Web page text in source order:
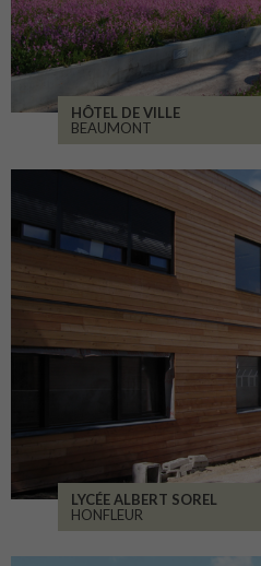
HÔTEL DE VILLE
BEAUMONT
LYCÉE ALBERT SOREL
HONFLEUR